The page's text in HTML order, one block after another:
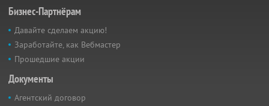
Бизнес-Партнёрам
Давайте сделаем акцию!
Заработайте, как Вебмастер
Прошедшие акции
Документы
Агентский договор